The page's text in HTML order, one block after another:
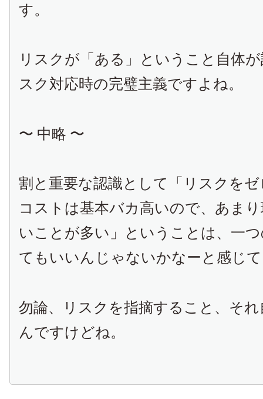
す。
リスクが「ある」ということ自体
スク対応時の完璧主義ですよね。
〜 中略 〜
割と重要な認識として「リスクを
コストは基本バカ高いので、あま
いことが多い」ということは、一
てもいいんじゃないかなーと感じ
勿論、リスクを指摘すること、そ
んですけどね。